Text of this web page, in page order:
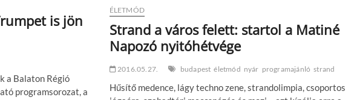
is jön
a Balaton Régió
programsorozat, a
ÉLETMÓD
Strand a város felett: startol a Matiné
Napozó nyitóhétvége
2016.05.27. budapest életmód nyár programajánló strand
Hűsítő medence, lágy techno zene, strandolimpia, csoportos